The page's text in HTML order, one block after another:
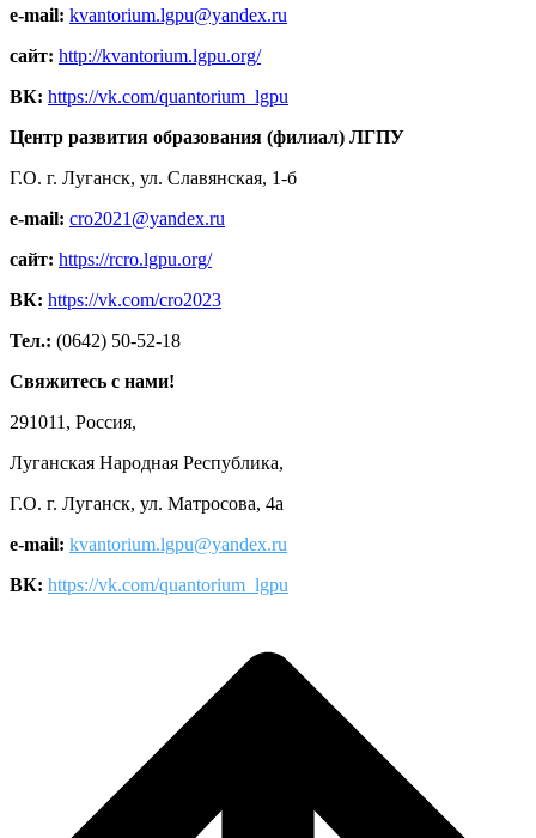
e-mail: kvantorium.lgpu@yandex.ru
сайт: http://kvantorium.lgpu.org/
ВК: https://vk.com/quantorium_lgpu
Центр развития образования (филиал) ЛГПУ
Г.О. г. Луганск, ул. Славянская, 1-б
e-mail: cro2021@yandex.ru
сайт: https://rcro.lgpu.org/
ВК: https://vk.com/cro2023
Тел.: (0642) 50-52-18
Свяжитесь с нами!
291011, Россия,
Луганская Народная Республика,
Г.О. г. Луганск, ул. Матросова, 4а
e-mail: kvantorium.lgpu@yandex.ru
ВК: https://vk.com/quantorium_lgpu